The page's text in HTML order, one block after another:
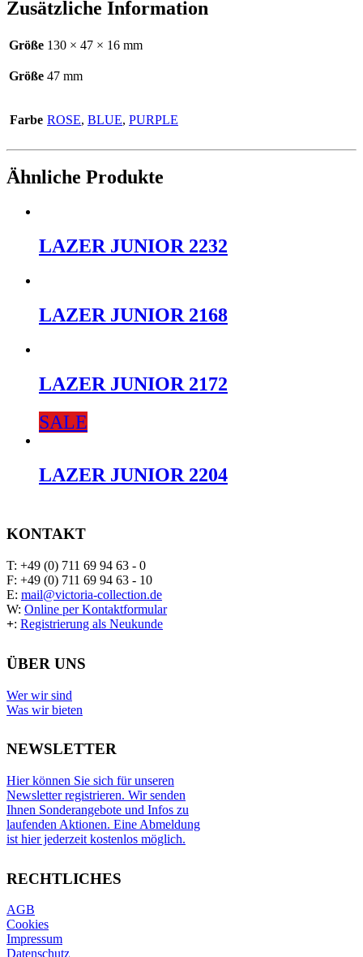
Zusätzliche Information
Größe 130 × 47 × 16 mm
Größe 47 mm
Farbe ROSE, BLUE, PURPLE
Ähnliche Produkte
LAZER JUNIOR 2232
LAZER JUNIOR 2168
LAZER JUNIOR 2172
SALE
LAZER JUNIOR 2204
KONTAKT
T: +49 (0) 711 69 94 63 - 0
F: +49 (0) 711 69 94 63 - 10
E: mail@victoria-collection.de
W: Online per Kontaktformular
+: Registrierung als Neukunde
ÜBER UNS
Wer wir sind
Was wir bieten
NEWSLETTER
Hier können Sie sich für unseren
Newsletter registrieren. Wir senden
Ihnen Sonderangebote und Infos zu
laufenden Aktionen. Eine Abmeldung
ist hier jederzeit kostenlos möglich.
RECHTLICHES
AGB
Cookies
Impressum
Datenschutz